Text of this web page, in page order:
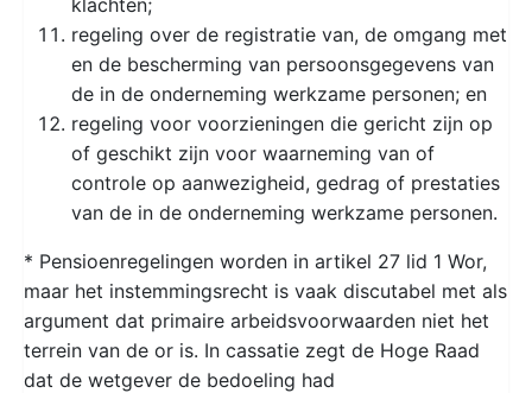
regeling over de registratie van, de omgang met
en de bescherming van persoonsgegevens van
de in de onderneming werkzame personen; en
regeling voor voorzieningen die gericht zijn op
of geschikt zijn voor waarneming van of
controle op aanwezigheid, gedrag of prestaties
van de in de onderneming werkzame personen.
* Pensioenregelingen worden in artikel 27 lid 1 Wor,
maar het instemmingsrecht is vaak discutabel met als
argument dat primaire arbeidsvoorwaarden niet het
terrein van de or is. In cassatie zegt de Hoge Raad
dat de wetgever de bedoeling had